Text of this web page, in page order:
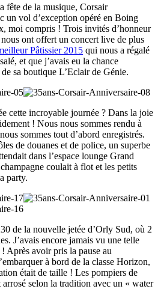
fête de la musique, Corsair
un vol d’exception opéré en Boing
moi compris ! Trois invités d’honneur
ont offert un concert live de plus
Pâtissier 2015 qui nous a régalé
et que j’avais eu la chance
sa boutique L’Eclair de Génie.
cette incroyable journée ? Dans la joie
! Nous nous sommes rendu à
sommes tout d’abord enregistrés.
de douanes et de police, un superbe
dans l’espace lounge Grand
coulait à flot et les petits
party.
de la nouvelle jetée d’Orly Sud, où 2
J’avais encore jamais vu une telle
Après avoir pris la pause au
à bord de la classe Horizon,
était de taille ! Les pompiers de
arrosé selon la tradition avec un « water